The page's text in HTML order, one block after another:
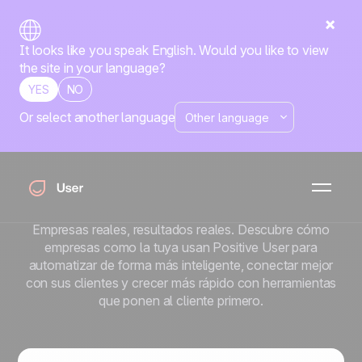
It looks like you speak English. Would you like to view
the site in your language?
YES NO
Or select another language
Descubre las
historias de nuestros
Empresas reales, resultados reales. Descubre cómo
empresas como la tuya usan Positive User para
automatizar de forma más inteligente, conectar mejor
con sus clientes y crecer más rápido con herramientas
que ponen al cliente primero.